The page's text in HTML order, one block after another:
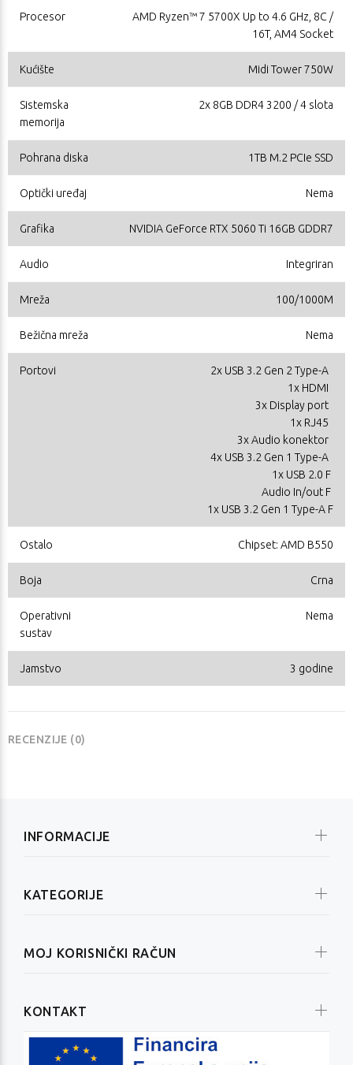
Procesor
AMD Ryzen™ 7 5700X Up to 4.6 GHz, 8C /
16T, AM4 Socket
Kućište Midi Tower 750W
Sistemska
memorija
2x 8GB DDR4 3200 / 4 slota
Pohrana diska 1TB M.2 PCIe SSD
Optički uređaj Nema
Grafika NVIDIA GeForce RTX 5060 Ti 16GB GDDR7
Audio Integriran
Mreža 100/1000M
Bežična mreža Nema
Portovi
2x USB 3.2 Gen 2 Type-A
1x HDMI
3x Display port
1x RJ45
3x Audio konektor
4x USB 3.2 Gen 1 Type-A
1x USB 2.0 F
Audio In/out F
1x USB 3.2 Gen 1 Type-A F
Ostalo Chipset: AMD B550
Boja Crna
Operativni
sustav
Nema
Jamstvo 3 godine
RECENZIJE (0)
INFORMACIJE
KATEGORIJE
MOJ KORISNIČKI RAČUN
KONTAKT